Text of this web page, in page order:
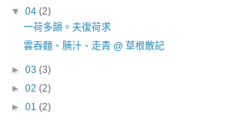
▼04(2)
一荷多韻。夫復荷求
雲吞麵、腩汁、走青 @ 草根散記
►03(3)
►02(2)
►01(2)